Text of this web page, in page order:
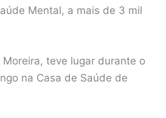
Mental, a mais de 3 mil
teve lugar durante o
na Casa de Saúde de